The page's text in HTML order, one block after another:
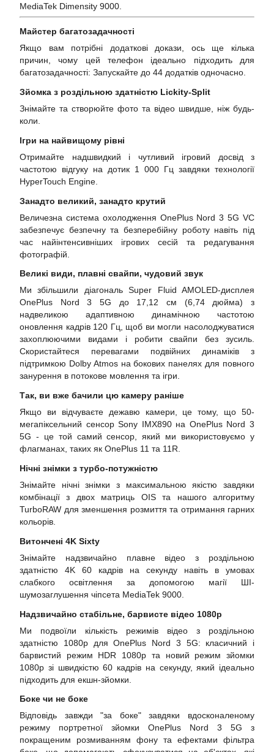
MediaTek Dimensity 9000.
Майстер багатозадачності
Якщо вам потрібні додаткові докази, ось ще кілька
причин, чому цей телефон ідеально підходить для
багатозадачності: Запускайте до 44 додатків одночасно.
Зйомка з роздільною здатністю Lickity-Split
Знімайте та створюйте фото та відео швидше, ніж будь-
коли.
Ігри на найвищому рівні
Отримайте надшвидкий і чутливий ігровий досвід з
частотою відгуку на дотик 1 000 Гц завдяки технології
HyperTouch Engine.
Занадто великий, занадто крутий
Величезна система охолодження OnePlus Nord 3 5G VC
забезпечує безпечну та безперебійну роботу навіть під
час найінтенсивніших ігрових сесій та редагування
фотографій.
Великі види, плавні свайпи, чудовий звук
Ми збільшили діагональ Super Fluid AMOLED-дисплея
OnePlus Nord 3 5G до 17,12 см (6,74 дюйма) з
надвеликою адаптивною динамічною частотою
оновлення кадрів 120 Гц, щоб ви могли насолоджуватися
захоплюючими видами і робити свайпи без зусиль.
Скористайтеся перевагами подвійних динаміків з
підтримкою Dolby Atmos на бокових панелях для повного
занурення в потокове мовлення та ігри.
Так, ви вже бачили цю камеру раніше
Якщо ви відчуваєте дежавю камери, це тому, що 50-
мегапіксельний сенсор Sony IMX890 на OnePlus Nord 3
5G - це той самий сенсор, який ми використовуємо у
флагманах, таких як OnePlus 11 та 11R.
Нічні знімки з турбо-потужністю
Знімайте нічні знімки з максимальною якістю завдяки
комбінації з двох матриць OIS та нашого алгоритму
TurboRAW для зменшення розмиття та отримання гарних
кольорів.
Витончені 4K Sixty
Знімайте надзвичайно плавне відео з роздільною
здатністю 4K 60 кадрів на секунду навіть в умовах
слабкого освітлення за допомогою магії ШІ-
шумозаглушення чіпсета MediaTek 9000.
Надзвичайно стабільне, барвисте відео 1080p
Ми подвоїли кількість режимів відео з роздільною
здатністю 1080p для OnePlus Nord 3 5G: класичний і
барвистий режим HDR 1080p та новий режим зйомки
1080p зі швидкістю 60 кадрів на секунду, який ідеально
підходить для екшн-зйомки.
Боке чи не боке
Відповідь завжди "за боке" завдяки вдосконаленому
режиму портретної зйомки OnePlus Nord 3 5G з
покращеним розмиванням фону та ефектами фільтра